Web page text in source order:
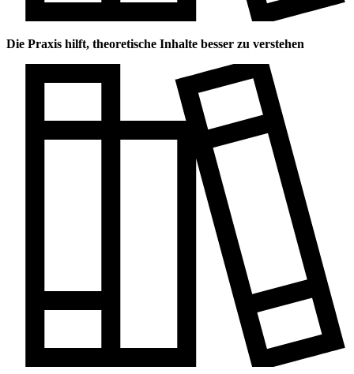
Die Praxis hilft, theoretische Inhalte besser zu verstehen